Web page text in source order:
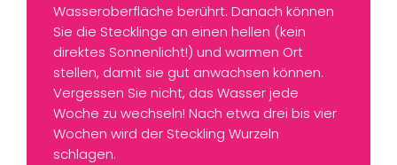
Wasseroberfläche berührt. Danach können
Sie die Stecklinge an einen hellen (kein
direktes Sonnenlicht!) und warmen Ort
stellen, damit sie gut anwachsen können.
Vergessen Sie nicht, das Wasser jede
Woche zu wechseln! Nach etwa drei bis vier
Wochen wird der Steckling Wurzeln
schlagen.